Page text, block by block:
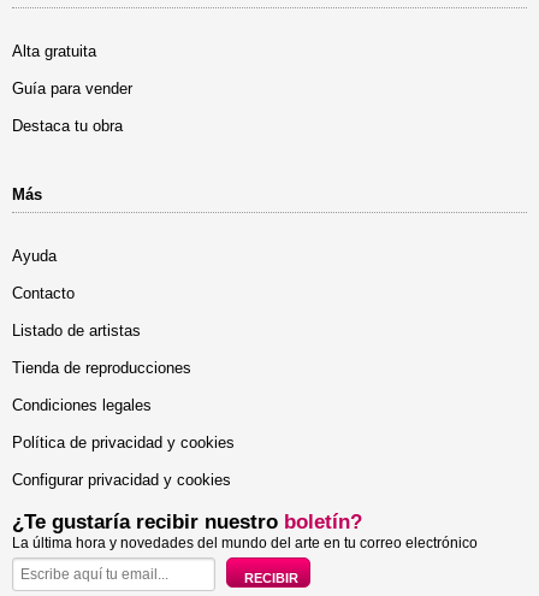
Alta gratuita
Guía para vender
Destaca tu obra
Más
Ayuda
Contacto
Listado de artistas
Tienda de reproducciones
Condiciones legales
Política de privacidad y cookies
Configurar privacidad y cookies
¿Te gustaría recibir nuestro boletín?
La última hora y novedades del mundo del arte en tu correo electrónico